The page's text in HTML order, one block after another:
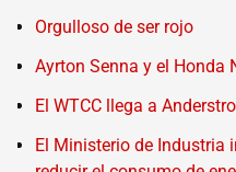
Orgulloso de ser rojo
Ayrton Senna y el Honda
El WTCC llega a
El Ministerio de Industria